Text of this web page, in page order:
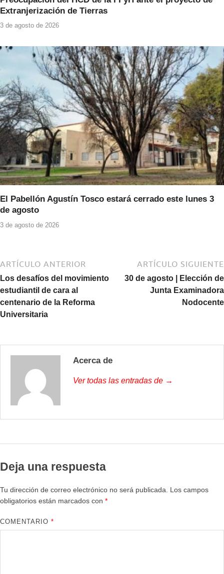
Extranjerización de Tierras
3 de agosto de 2026
El Pabellón Agustín Tosco estará cerrado este lunes 3
de agosto
3 de agosto de 2026
ARTÍCULO ANTERIOR
Los desafíos del movimiento
estudiantil de cara al
centenario de la Reforma
Universitaria
ARTÍCULO SIGUIENTE
30 de agosto | Elección de
Junta Examinadora
Nodocente
Acerca de
Ver todas las entradas de →
Deja una respuesta
Tu dirección de correo electrónico no será publicada. Los campos
obligatorios están marcados con *
COMENTARIO*